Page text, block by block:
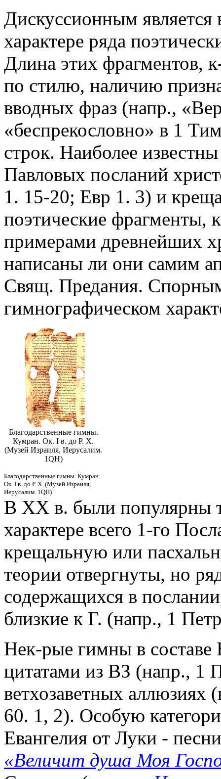
Дискуссионным является
характере ряда
Длина этих фрагментов,
по стилю, наличию
вводных фраз (напр.,
«беспрекословно» в 1
строк. Наиболее
Павловых посланий
1. 15-20; Евр 1. 3) и
поэтические фрагменты,
примерами древнейших
написаны ли они самим
Свящ. Предания.
гимнографическом
Благодарственные гимны.
Кумран. Ок. I в. до Р. Х.
(Музей Израиля, Иерусалим.
1QH)
Благодарственные гимны. Кумран.
Ок. I в. до Р. Х. (Музей Израиля,
Иерусалим. 1QH)
В XX в. были популярны
характере всего 1-го
крещальную или
теории отвергнуты, но
содержащихся в
близкие к Г. (напр., 1
Нек-рые гимны в
цитатами из ВЗ (напр., 1
ветхозаветных
60. 1, 2). Особую
Евангелия от Луки -
«Величит душа Моя